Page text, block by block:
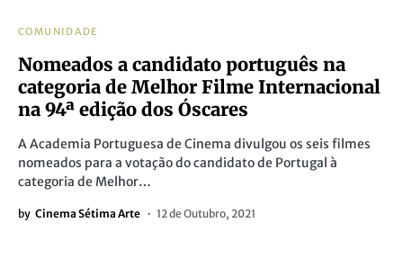
COMUNIDADE
Nomeados a candidato português na
categoria de Melhor Filme Internacional
na 94ª edição dos Óscares
A Academia Portuguesa de Cinema divulgou os seis filmes
nomeados para a votação do candidato de Portugal à
categoria de Melhor…
by Cinema Sétima Arte 12 de Outubro, 2021